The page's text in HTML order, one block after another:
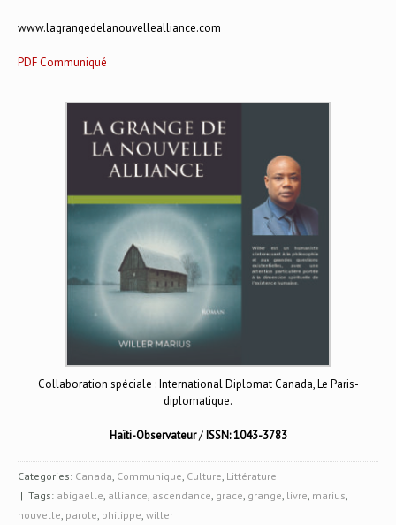
www.lagrangedelanouvellealliance.com
PDF Communiqué
Collaboration spéciale : International Diplomat Canada, Le Paris-
diplomatique.
Haïti-Observateur/ ISSN: 1043-3783
Categories: Canada, Communique, Culture, Littérature
| Tags: abigaelle, alliance, ascendance, grace, grange, livre, marius,
nouvelle, parole, philippe, willer